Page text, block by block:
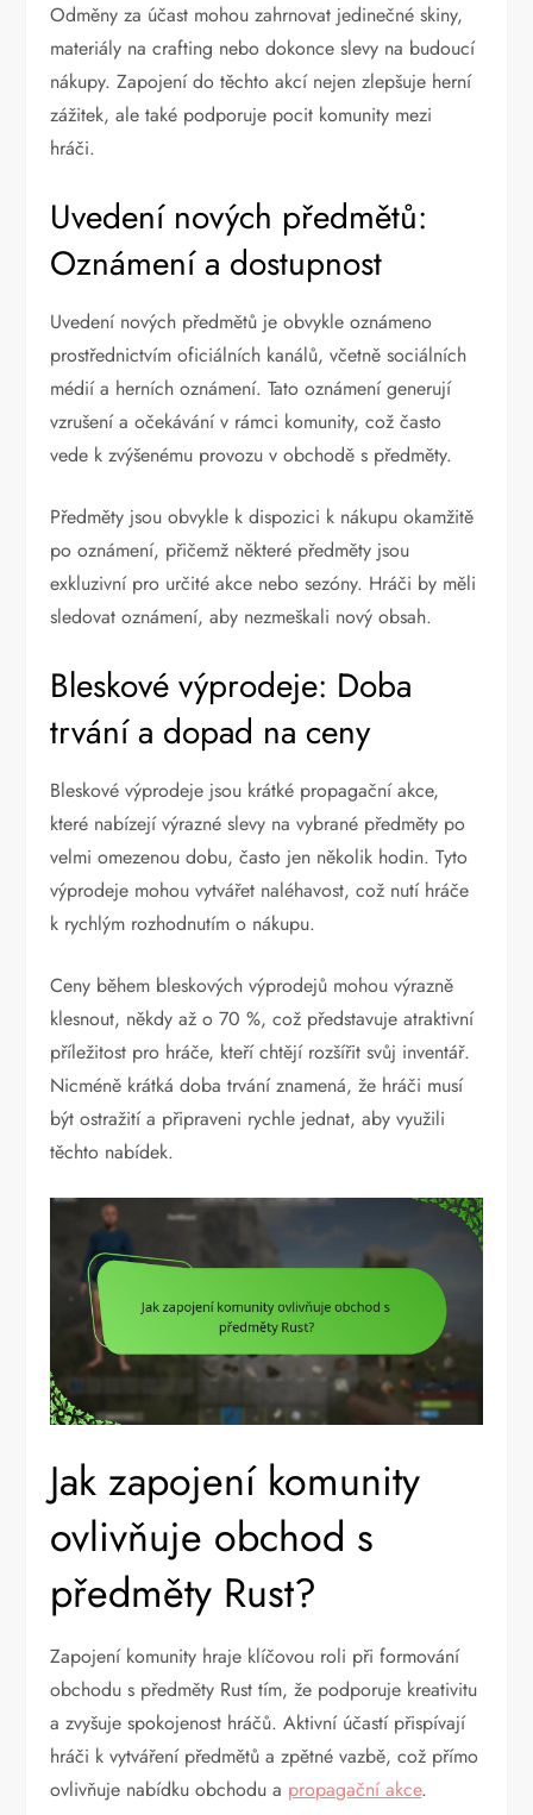
Odměny za účast mohou zahrnovat jedinečné skiny,
materiály na crafting nebo dokonce slevy na budoucí
nákupy. Zapojení do těchto akcí nejen zlepšuje herní
zážitek, ale také podporuje pocit komunity mezi
hráči.
Uvedení nových předmětů:
Oznámení a dostupnost
Uvedení nových předmětů je obvykle oznámeno
prostřednictvím oficiálních kanálů, včetně sociálních
médií a herních oznámení. Tato oznámení generují
vzrušení a očekávání v rámci komunity, což často
vede k zvýšenému provozu v obchodě s předměty.
Předměty jsou obvykle k dispozici k nákupu okamžitě
po oznámení, přičemž některé předměty jsou
exkluzivní pro určité akce nebo sezóny. Hráči by měli
sledovat oznámení, aby nezmeškali nový obsah.
Bleskové výprodeje: Doba
trvání a dopad na ceny
Bleskové výprodeje jsou krátké propagační akce,
které nabízejí výrazné slevy na vybrané předměty po
velmi omezenou dobu, často jen několik hodin. Tyto
výprodeje mohou vytvářet naléhavost, což nutí hráče
k rychlým rozhodnutím o nákupu.
Ceny během bleskových výprodejů mohou výrazně
klesnout, někdy až o 70 %, což představuje atraktivní
příležitost pro hráče, kteří chtějí rozšířit svůj inventář.
Nicméně krátká doba trvání znamená, že hráči musí
být ostražití a připraveni rychle jednat, aby využili
těchto nabídek.
Jak zapojení komunity
ovlivňuje obchod s
předměty Rust?
Zapojení komunity hraje klíčovou roli při formování
obchodu s předměty Rust tím, že podporuje kreativitu
a zvyšuje spokojenost hráčů. Aktivní účastí přispívají
hráči k vytváření předmětů a zpětné vazbě, což přímo
ovlivňuje nabídku obchodu a propagační akce.